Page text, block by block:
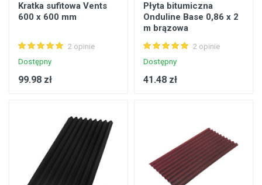
Kratka sufitowa Vents
600 x 600 mm
2 opinie
Dostępny
99.98 zł
Płyta bitumiczna
Onduline Base 0,86 x 2
m brązowa
2 opinie
Dostępny
41.48 zł